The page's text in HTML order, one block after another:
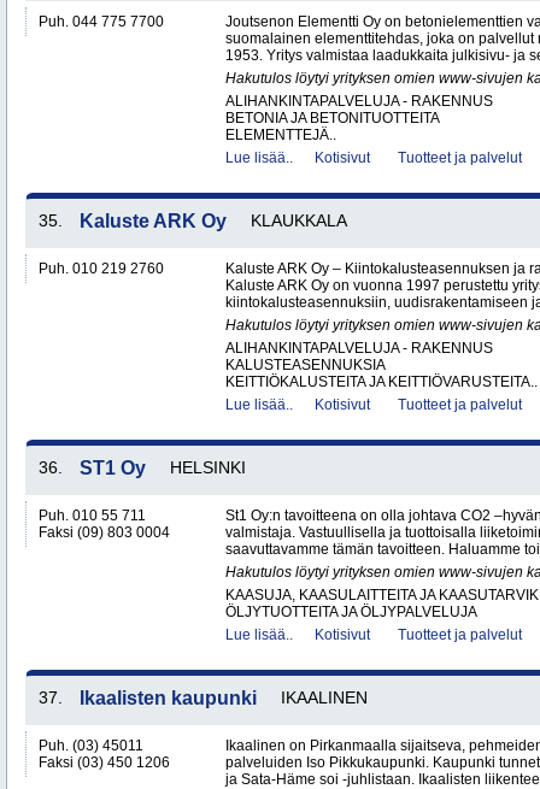
Puh. 044 775 7700
Joutsenon Elementti Oy on betonielementtien
suomalainen elementtitehdas, joka on
1953. Yritys valmistaa laadukkaita julkisivu- ja
Hakutulos löytyi yrityksen omien www-sivujen
ALIHANKINTAPALVELUJA - RAKENNUS
BETONIA JA BETONITUOTTEITA
ELEMENTTEJÄ..
Lue lisää..
Kotisivut Tuotteet ja palvelut
35. Kaluste ARK Oy KLAUKKALA
Puh. 010 219 2760
Kaluste ARK Oy – Kiintokalusteasennuksen ja
Kaluste ARK Oy on vuonna 1997 perustettu
kiintokalusteasennuksiin, uudisrakentamiseen
Hakutulos löytyi yrityksen omien www-sivujen
ALIHANKINTAPALVELUJA - RAKENNUS
KALUSTEASENNUKSIA
KEITTIÖKALUSTEITA JA KEITTIÖVARUSTEITA..
Lue lisää..
Kotisivut Tuotteet ja palvelut
36. ST1 Oy HELSINKI
Puh. 010 55 711
Faksi (09) 803 0004
St1 Oy:n tavoitteena on olla johtava CO2
valmistaja. Vastuullisella ja tuottoisalla
saavuttavamme tämän tavoitteen. Haluamme
Hakutulos löytyi yrityksen omien www-sivujen
KAASUJA, KAASULAITTEITA JA
ÖLJYTUOTTEITA JA ÖLJYPALVELUJA
Lue lisää..
Kotisivut Tuotteet ja palvelut
37. Ikaalisten kaupunki IKAALINEN
Puh. (03) 45011
Faksi (03) 450 1206
Ikaalinen on Pirkanmaalla sijaitseva,
palveluiden Iso Pikkukaupunki. Kaupunki
ja Sata-Häme soi -juhlistaan. Ikaalisten